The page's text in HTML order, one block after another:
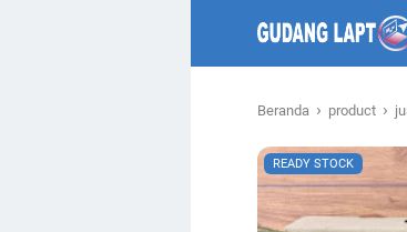
Beranda › product ›
READY STOCK